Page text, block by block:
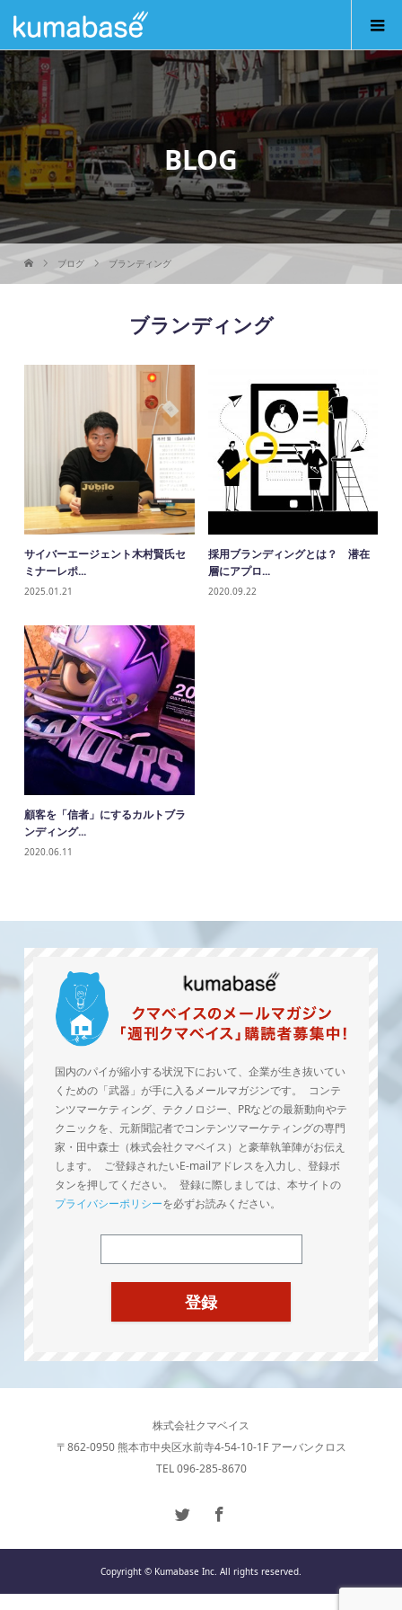
BLOG
ブログ ブランディング
ブランディング
サイバーエージェント木村賢氏セ
ミナーレポ...
2025.01.21
採用ブランディングとは？ 潜在
層にアプロ...
2020.09.22
顧客を「信者」にするカルトブラ
ンディング...
2020.06.11
国内のパイが縮小する状況下において、企業が生き抜いてい
くための「武器」が手に入るメールマガジンです。 コンテ
ンツマーケティング、テクノロジー、PRなどの最新動向やテ
クニックを、元新聞記者でコンテンツマーケティングの専門
家・田中森士（株式会社クマベイス）と豪華執筆陣がお伝え
します。 ご登録されたいE-mailアドレスを入力し、登録ボ
タンを押してください。 登録に際しましては、本サイトの
プライバシーポリシーを必ずお読みください。
株式会社クマベイス
〒862-0950 熊本市中央区水前寺4-54-10-1F アーバンクロス
TEL 096-285-8670
Copyright © Kumabase Inc. All rights reserved.